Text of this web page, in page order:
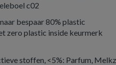
c02
bespaar 80% plastic
zero plastic inside keurmerk
stoffen, <5%: Parfum,